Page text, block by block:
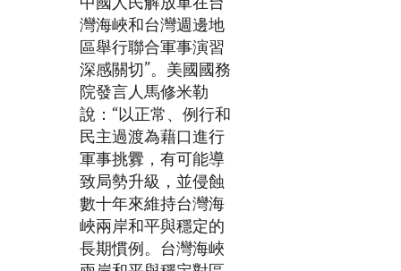
中國人民解放軍在台
灣海峽和台灣週邊地
區舉行聯合軍事演習
深感關切”。美國國務
院發言人馬修米勒
說：“以正常、例行和
民主過渡為藉口進行
軍事挑釁，有可能導
致局勢升級，並侵蝕
數十年來維持台灣海
峽兩岸和平與穩定的
長期慣例。台灣海峽